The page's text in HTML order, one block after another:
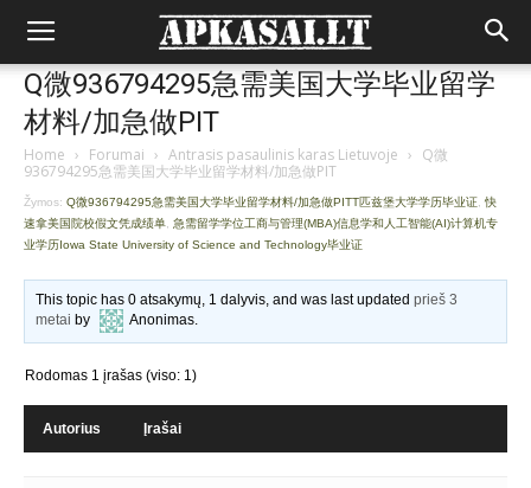
Q微936794295急需美国大学毕业留学
材料/加急做PIT
Home › Forumai › Antrasis pasaulinis karas Lietuvoje › Q微
936794295急需美国大学毕业留学材料/加急做PIT
Žymos: Q微936794295急需美国大学毕业留学材料/加急做PITT匹兹堡大学学历毕业证 快
速拿美国院校假文凭成绩单 急需留学学位工商与管理(MBA)信息学和人工智能(AI)计算机专
业学历Iowa State University of Science and Technology毕业证
This topic has 0 atsakymų, 1 dalyvis, and was last updatedprieš 3
metai by Anonimas.
Rodomas 1 įrašas (viso: 1)
Autorius Įrašai